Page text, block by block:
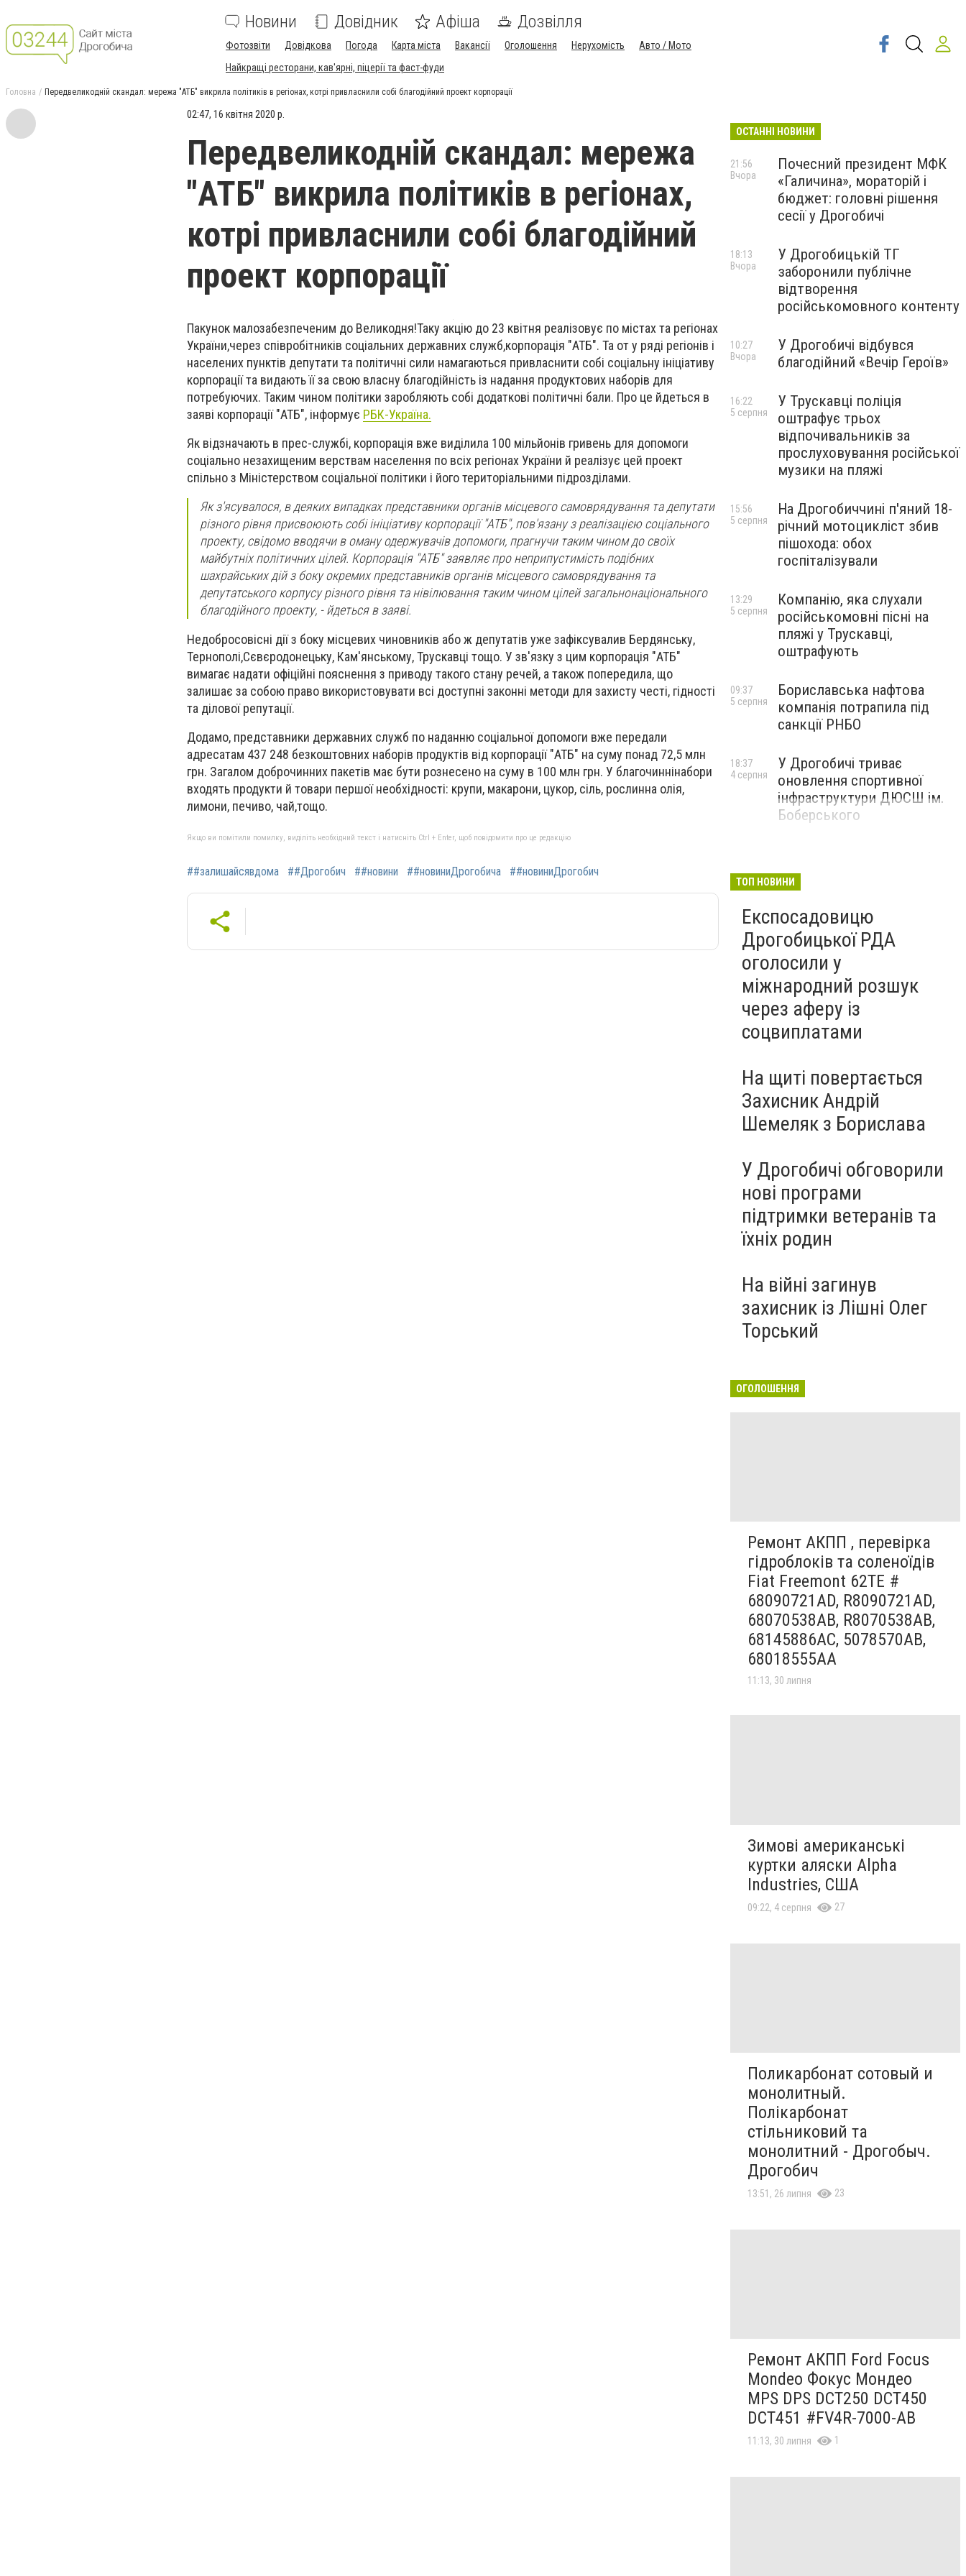
Новини Довідник Афіша Дозвілля
Фотозвіти Довідкова Погода Карта міста Вакансії Оголошення Нерухомість
Авто / Мото
Найкращі ресторани, кав'ярні, піцерії та фаст-фуди
Головна Передвеликодній скандал: мережа "АТБ" викрила політиків в регіонах, котрі привласнили собі благодійний проект корпорації
02:47, 16 квітня 2020 р.
Передвеликодній скандал: мережа
"АТБ" викрила політиків в регіонах,
котрі привласнили собі благодійний
проект корпорації
Пакунок малозабезпеченим до Великодня!Таку акцію до 23 квітня реалізовує по містах та регіонах
України,через співробітників соціальних державних служб,корпорація "АТБ". Та от у ряді регіонів і
населених пунктів депутати та політичні сили намагаються привласнити собі соціальну ініціативу
корпорації та видають її за свою власну благодійність із надання продуктових наборів для
потребуючих. Таким чином політики заробляють собі додаткові політичні бали. Про це йдеться в
заяві корпорації "АТБ", інформує РБК-Україна.
Як відзначають в прес-службі, корпорація вже виділила 100 мільйонів гривень для допомоги
соціально незахищеним верствам населення по всіх регіонах України й реалізує цей проект
спільно з Міністерством соціальної політики і його територіальними підрозділами.
Як з'ясувалося, в деяких випадках представники органів місцевого самоврядування та депутати
різного рівня присвоюють собі ініціативу корпорації "АТБ", пов'язану з реалізацією соціального
проекту, свідомо вводячи в оману одержувачів допомоги, прагнучи таким чином до своїх
майбутніх політичних цілей. Корпорація "АТБ" заявляє про неприпустимість подібних
шахрайських дій з боку окремих представників органів місцевого самоврядування та
депутатського корпусу різного рівня та нівілювання таким чином цілей загальнонаціонального
благодійного проекту, - йдеться в заяві.
Недобросовісні дії з боку місцевих чиновників або ж депутатів уже зафіксувалив Бердянську,
Тернополі,Сєвєродонецьку, Кам'янському, Трускавці тощо. У зв'язку з цим корпорація "АТБ"
вимагає надати офіційні пояснення з приводу такого стану речей, а також попередила, що
залишає за собою право використовувати всі доступні законні методи для захисту честі, гідності
та ділової репутації.
Додамо, представники державних служб по наданню соціальної допомоги вже передали
адресатам 437 248 безкоштовних наборів продуктів від корпорації "АТБ" на суму понад 72,5 млн
грн. Загалом доброчинних пакетів має бути рознесено на суму в 100 млн грн. У благочиннінабори
входять продукти й товари першої необхідності: крупи, макарони, цукор, сіль, рослинна олія,
лимони, печиво, чай,тощо.
Якщо ви помітили помилку, виділіть необхідний текст і натисніть Ctrl + Enter, щоб повідомити про це редакцію
##залишайсявдома ##Дрогобич ##новини ##новиниДрогобича ##новиниДрогобич
ОСТАННІ НОВИНИ
Почесний президент МФК
«Галичина», мораторій і
бюджет: головні рішення
сесії у Дрогобичі
21:56
Вчора
У Дрогобицькій ТГ
заборонили публічне
відтворення
російськомовного контенту
18:13
Вчора
У Дрогобичі відбувся
благодійний «Вечір Героїв»
10:27
Вчора
У Трускавці поліція
оштрафує трьох
відпочивальників за
прослуховування російської
музики на пляжі
16:22
5 серпня
На Дрогобиччині п'яний 18-
річний мотоцикліст збив
пішохода: обох
госпіталізували
15:56
5 серпня
Компанію, яка слухали
російськомовні пісні на
пляжі у Трускавці,
оштрафують
13:29
5 серпня
Бориславська нафтова
компанія потрапила під
санкції РНБО
09:37
5 серпня
У Дрогобичі триває
оновлення спортивної
інфраструктури ДЮСШ ім.
Боберського
18:37
4 серпня
ТОП НОВИНИ
Експосадовицю
Дрогобицької РДА
оголосили у
міжнародний розшук
через аферу із
соцвиплатами
На щиті повертається
Захисник Андрій
Шемеляк з Борислава
У Дрогобичі обговорили
нові програми
підтримки ветеранів та
їхніх родин
На війні загинув
захисник із Лішні Олег
Торський
ОГОЛОШЕННЯ
Ремонт АКПП , перевірка
гідроблоків та соленоїдів
Fiat Freemont 62TE #
68090721AD, R8090721AD,
68070538AB, R8070538AB,
68145886AC, 5078570AB,
68018555AA
11:13, 30 липня
Зимові американські
куртки аляски Alpha
Industries, США
09:22, 4 серпня 27
Поликарбонат сотовый и
монолитный.
Полікарбонат
стільниковий та
монолитний - Дрогобыч.
Дрогобич
13:51, 26 липня 23
Ремонт АКПП Ford Focus
Mondeo Фокус Мондео
MPS DPS DCT250 DCT450
DCT451 #FV4R-7000-AB
11:13, 30 липня 1